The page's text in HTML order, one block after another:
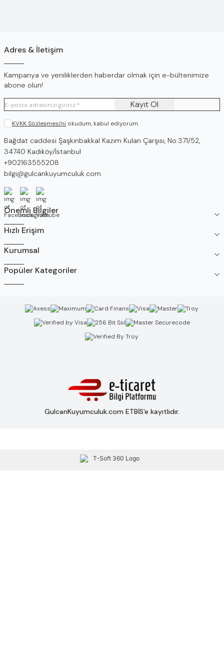
Adres & İletişim
Kampanya ve yeniliklerden haberdar olmak için e-bültenimize
abone olun!
Kayıt Ol
KVKK Sözleşmesi'ni okudum, kabul ediyorum.
Adres
Bağdat caddesi Şaşkınbakkal Kazım Kulan Çarşısı, No:371/52,
34740 Kadıköy/İstanbul
Telefon
+902163555208
E-Posta
bilgi@gulcankuyumculuk.com
Facebook
İnstagramYoutube
Önemli Bilgiler
Hızlı Erişim
Kurumsal
Popüler Kategoriler
GulcanKuyumculuk.com ETBİS'e kayıtlıdır.